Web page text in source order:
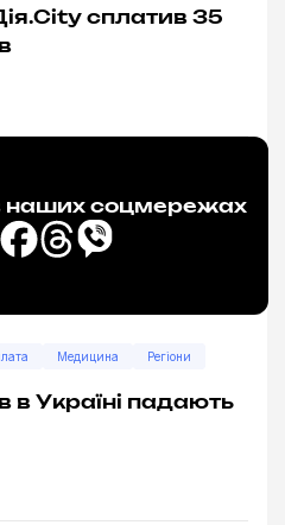
сплатив 35
наших соцмережах
Медицина Регіони
в Україні падають